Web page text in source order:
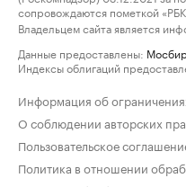
сопровождаются пометкой
Владельцем сайта является
Данные предоставлены:
Индексы облигаций
Информация об
О соблюдении авторских
Пользовательское
Политика в отношении